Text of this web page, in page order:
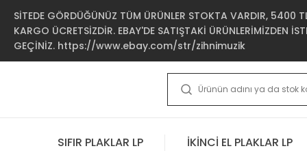
SİTEDE GÖRDÜĞÜNÜZ TÜM ÜRÜNLER STOKTA VARDIR, 5400 TL
KARGO ÜCRETSİZDİR. EBAY'DE SATIŞTAKİ ÜRÜNLERİMİZDEN
GEÇİNİZ. https://www.ebay.com/str/zihnimuzik
SIFIR PLAKLAR LP İKİNCİ EL PLAKLAR LP